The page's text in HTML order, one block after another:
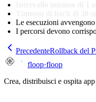
Le esecuzioni
I percorsi devono
PrecedenteRollback del
floop·floop
Crea, distribuisci e ospita